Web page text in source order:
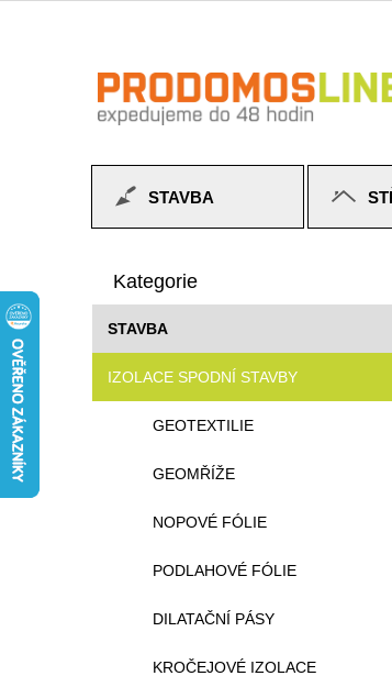
STAVBA
t
a
n
kategorie
Kategorie
STAVBA
IZOLACE SPODNÍ STAVBY
GEOTEXTILIE
GEOMŘÍŽE
NOPOVÉ FÓLIE
PODLAHOVÉ FÓLIE
DILATAČNÍ PÁSY
KROČEJOVÉ IZOLACE